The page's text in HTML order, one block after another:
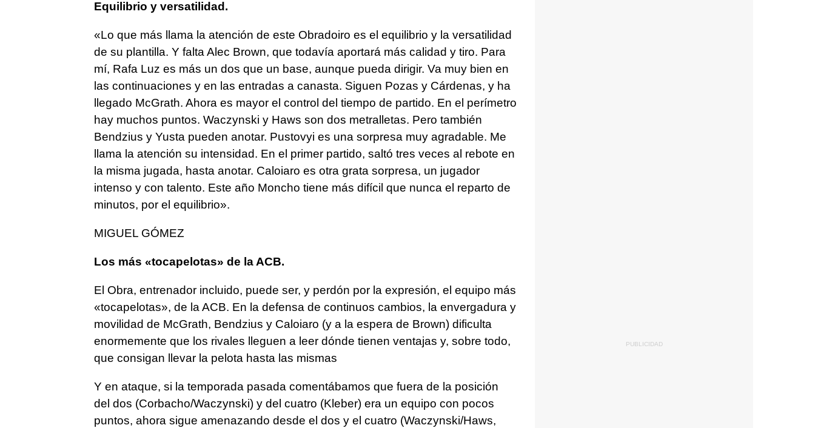
Equilibrio y versatilidad.
«Lo que más llama la atención de este Obradoiro es el equilibrio y la versatilidad
de su plantilla. Y falta Alec Brown, que todavía aportará más calidad y tiro. Para
mí, Rafa Luz es más un dos que un base, aunque pueda dirigir. Va muy bien en
las continuaciones y en las entradas a canasta. Siguen Pozas y Cárdenas, y ha
llegado McGrath. Ahora es mayor el control del tiempo de partido. En el perímetro
hay muchos puntos. Waczynski y Haws son dos metralletas. Pero también
Bendzius y Yusta pueden anotar. Pustovyi es una sorpresa muy agradable. Me
llama la atención su intensidad. En el primer partido, saltó tres veces al rebote en
la misma jugada, hasta anotar. Caloiaro es otra grata sorpresa, un jugador
intenso y con talento. Este año Moncho tiene más difícil que nunca el reparto de
minutos, por el equilibrio».
MIGUEL GÓMEZ
Los más «tocapelotas» de la ACB.
El Obra, entrenador incluido, puede ser, y perdón por la expresión, el equipo más
«tocapelotas», de la ACB. En la defensa de continuos cambios, la envergadura y
movilidad de McGrath, Bendzius y Caloiaro (y a la espera de Brown) dificulta
enormemente que los rivales lleguen a leer dónde tienen ventajas y, sobre todo,
que consigan llevar la pelota hasta las mismas
Y en ataque, si la temporada pasada comentábamos que fuera de la posición
del dos (Corbacho/Waczynski) y del cuatro (Kleber) era un equipo con pocos
puntos, ahora sigue amenazando desde el dos y el cuatro (Waczynski/Haws,